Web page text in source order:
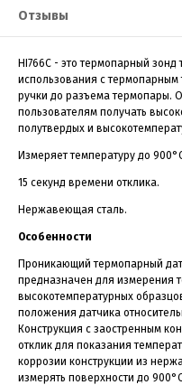
Отзывы
HI766C - это термопарный
использования с термопарным
ручки до разъема термопары.
пользователям получать
полутвердых и
Измеряет температуру до
15 секунд времени отклика.
Нержавеющая сталь.
Особенности
Проникающий термопарный
предназначен для измерения
высокотемпературных
положения датчика
Конструкция с заостренным
отклик для показания
коррозии конструкции из
измерять поверхности до